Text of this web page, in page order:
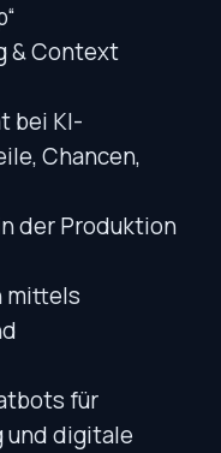
& Context
bei KI-
Chancen,
der Produktion
mittels
für
und digitale